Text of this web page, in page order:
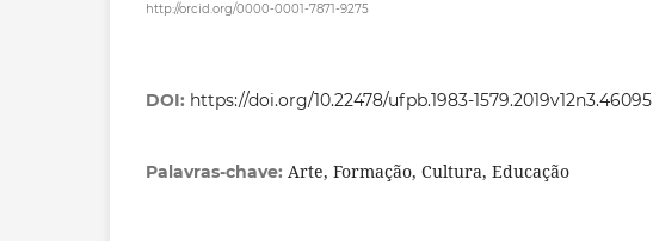
http://orcid.org/0000-0001-7871-9275
DOI: https://doi.org/10.22478/ufpb.1983-1579.2019v12n3.46095
Palavras-chave: Arte, Formação, Cultura, Educação